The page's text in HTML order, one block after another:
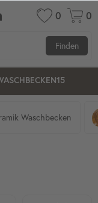
0 0
Finden
- Code:XXL-20
Waschbecken